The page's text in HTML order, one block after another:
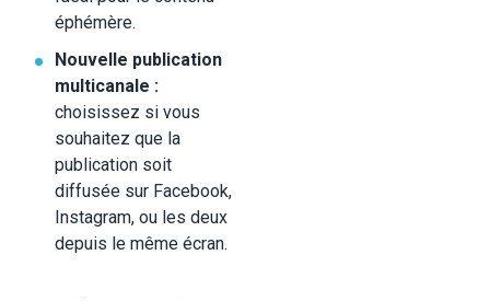
éphémère.
Nouvelle publication
multicanale :
choisissez si vous
souhaitez que la
publication soit
diffusée sur Facebook,
Instagram, ou les deux
depuis le même écran.